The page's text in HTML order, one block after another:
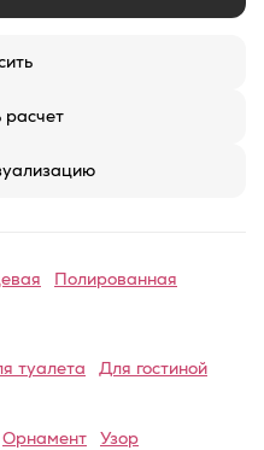
расчет
Полированная
туалета
Для гостиной
Орнамент
Узор